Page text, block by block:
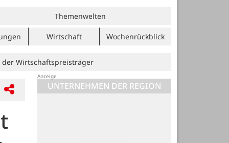
Themenwelten
Wirtschaft Wochenrückblick
der Wirtschaftspreisträger
UNTERNEHMEN DER REGION